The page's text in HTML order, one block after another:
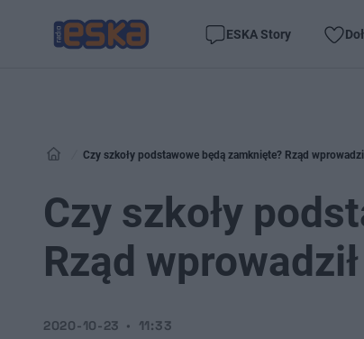
ESKA Story
Czy szkoły podstawowe będą zamknięte? Rząd
Czy szkoły
Rząd
2020-10-23 11:33